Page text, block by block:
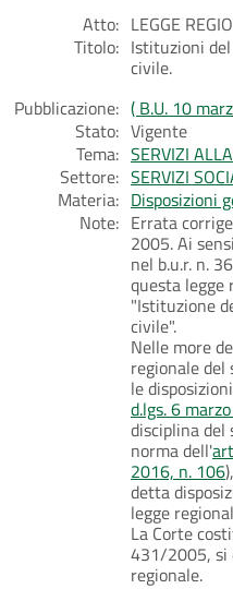
Atto: LEGGE
Titolo: Istituzioni
civile.
Pubblicazione: ( B.U. 10
Stato: Vigente
Tema: SERVIZI
Settore: SERVIZI
Materia: Disposizioni
Note: Errata
2005. Ai
nel b.u.r. n.
questa legge
"Istituzione
civile".
Nelle more
regionale del
le
d.lgs. 6
disciplina del
norma dell'
2016, n. 106
detta
legge
La Corte
431/2005, si
regionale.